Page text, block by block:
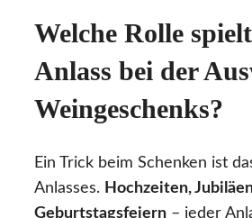
Welche Rolle
Anlass bei der
Weingeschenks?
Ein Trick beim Schenken ist
Anlasses. Hochzeiten,
Geburtstagsfeiern – jeder